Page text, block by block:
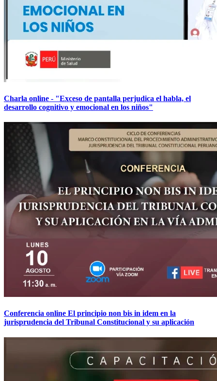
Charla online - "Exceso de pantalla perjudica el habla, el
desarrollo cognitivo y emocional en los niños"
Conferencia online El principio non bis in idem en la
jurisprudencia del Tribunal Constitucional y su aplicación